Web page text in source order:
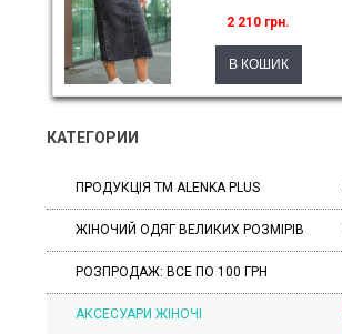
2 210 грн.
КАТЕГОРИИ
ПРОДУКЦІЯ ТМ ALENKA PLUS
ЖІНОЧИЙ ОДЯГ ВЕЛИКИХ РОЗМІРІВ
РОЗПРОДАЖ: ВСЕ ПО 100 ГРН
АКСЕСУАРИ ЖІНОЧІ